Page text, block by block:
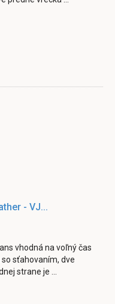
- VJ...
vhodná na voľný čas
sťahovaním, dve
strane je ...